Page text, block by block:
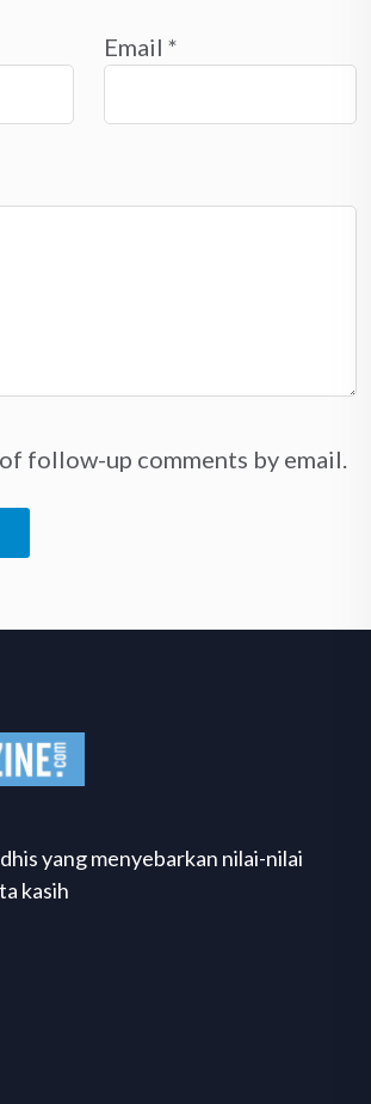
Email *
follow-up comments by email.
yang menyebarkan nilai-nilai
kasih